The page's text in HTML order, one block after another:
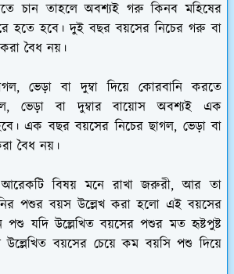
চান তাহলে অবশ্যই গরু কিনব মহিষের
হতে হবে। দুই বছর বয়সের নিচের গরু বা
বৈধ নয়।
ভেড়া বা দুম্বা দিয়ে কোরবানি করতে
ভেড়া বা দুম্বার বায়োস অবশ্যই এক
এক বছর বয়সের নিচের ছাগল, ভেড়া বা
বৈধ নয়।
আরেকটি বিষয় মনে রাখা জরুরী, আর তা
পশুর বয়স উল্লেখ করা হলো এই বয়সের
যদি উল্লেখিত বয়সের পশুর মত হৃষ্টপুষ্ট
উল্লেখিত বয়সের চেয়ে কম বয়সি পশু দিয়ে